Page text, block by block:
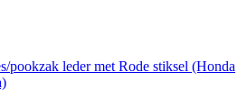
pookzak leder met Rode stiksel (Honda